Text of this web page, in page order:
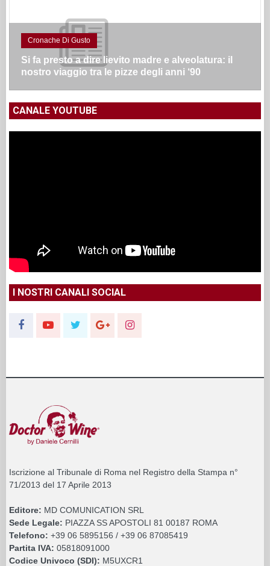
Cronache Di Gusto
Si fa presto a dire lievito madre e alveolatura: il
nostro viaggio tra le pizze degli anni ‘90
CANALE YOUTUBE
I NOSTRI CANALI SOCIAL
Iscrizione al Tribunale di Roma nel Registro della Stampa n°
71/2013 del 17 Aprile 2013
Editore: MD COMUNICATION SRL
Sede Legale: PIAZZA SS APOSTOLI 81 00187 ROMA
Telefono: +39 06 5895156 / +39 06 87085419
Partita IVA: 05818091000
Codice Univoco (SDI): M5UXCR1